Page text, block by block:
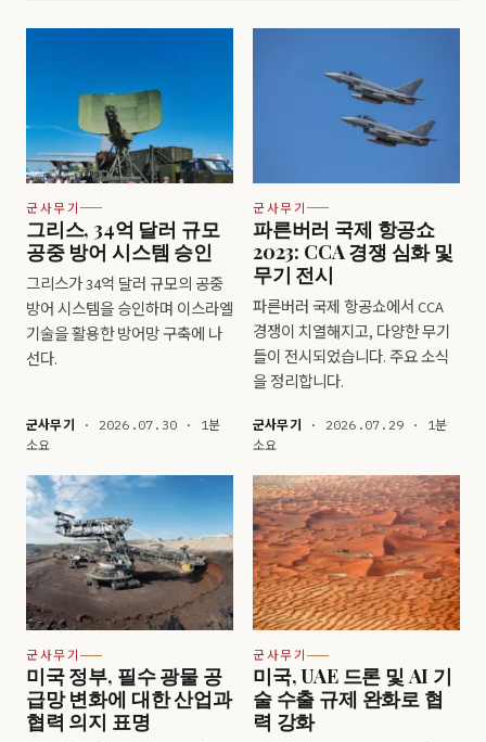
군사무기
그리스, 34억 달러 규모
공중 방어 시스템 승인
그리스가 34억 달러 규모의 공중
방어 시스템을 승인하며 이스라엘
기술을 활용한 방어망 구축에 나
선다.
군사무기
· 2026.07.30 · 1분
소요
군사무기
파른버러 국제 항공쇼
2023: CCA 경쟁 심화 및
무기 전시
파른버러 국제 항공쇼에서 CCA
경쟁이 치열해지고, 다양한 무기
들이 전시되었습니다. 주요 소식
을 정리합니다.
군사무기
· 2026.07.29 · 1분
소요
군사무기
미국 정부, 필수 광물 공
급망 변화에 대한 산업과
협력 의지 표명
군사무기
미국, UAE 드론 및 AI 기
술 수출 규제 완화로 협
력 강화